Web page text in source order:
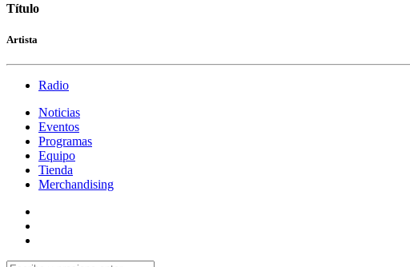
Título
Artista
Radio
Noticias
Eventos
Programas
Equipo
Tienda
Merchandising